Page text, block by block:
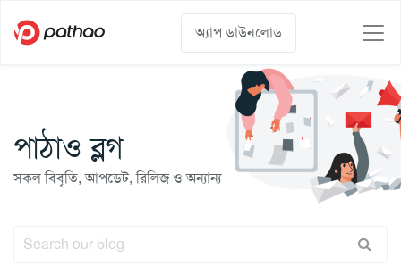
অ্যাপ ডাউনলোড
পাঠাও ব্লগ
সকল বিবৃতি, আপডেট, রিলিজ ও অন্যান্য